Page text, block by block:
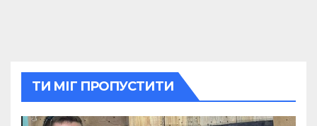
ТИ МІГ ПРОПУСТИТИ